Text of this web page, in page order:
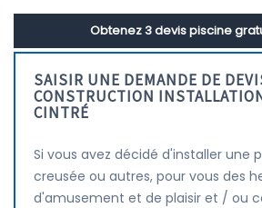
Obtenez 3 devis piscine
SAISIR UNE DEMANDE DE
CONSTRUCTION
CINTRÉ
Si vous avez décidé d'installer une
creusée ou autres, pour vous des
d'amusement et de plaisir et / ou